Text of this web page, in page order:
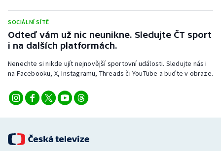
Triatlon
Vodní slalom
Volejbal
SOCIÁLNÍ SÍTĚ
Odteď vám už nic neunikne. Sledujte ČT sport
i na dalších platformách.
Nenechte si nikde ujít nejnovější sportovní události. Sledujte nás i
na Facebooku, X, Instagramu, Threads či YouTube a buďte v obraze.